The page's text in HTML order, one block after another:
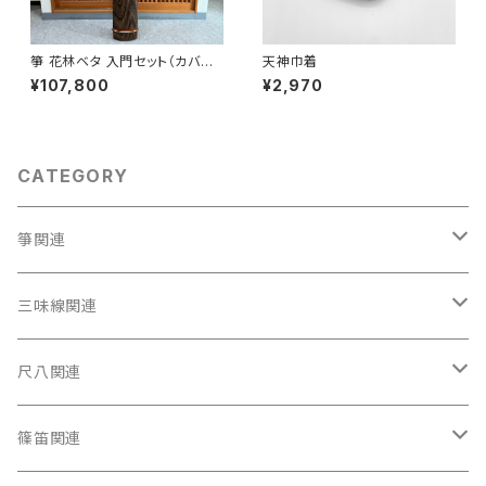
箏 花林ベタ 入門セット（カバー
付）
¥107,800
天神巾着
¥2,970
CATEGORY
箏関連
箏（本体）
箏カバー
箏袋
三味線関連
三味線（本体）
三味線ケース
尺八関連
尺八（本体）
篠笛関連